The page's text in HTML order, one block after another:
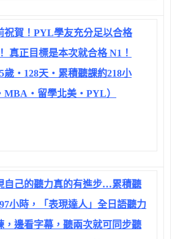
祝賀！PYL學友充分足以合格
真正目標是本次就合格 N1！
歲‧128天‧累積聽課約218小
留學北美‧PYL）
自己的聽力真的有進步…累積聽
小時，「表現達人」全日語聽力
，邊看字幕，聽兩次就可同步聽